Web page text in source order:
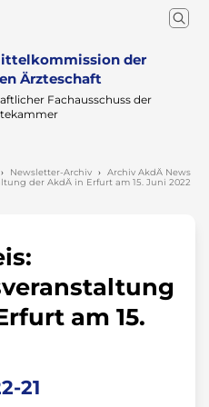
der
Ärzteschaft
Fachausschuss der
Newsletter-Archiv
Archiv AkdÄ News
der AkdÄ in Erfurt am 15. Juni 2022
am 15.
21